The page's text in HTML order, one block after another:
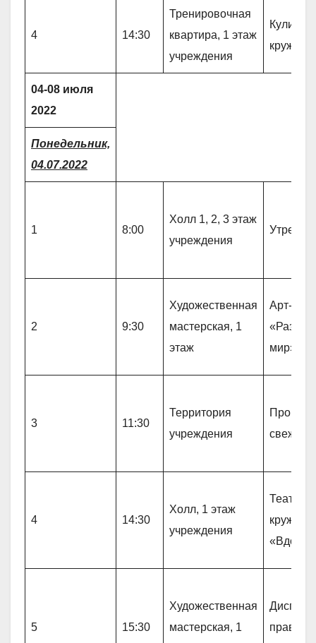
4 14:30
Тренировочная
квартира, 1 этаж
учреждения
кружок
04-08 июля
2022
Понедельник,
04.07.2022
1 8:00
Холл 1, 2, 3 этаж
учреждения
2 9:30
Художественная
мастерская, 1
этаж
Арт-
мир»
3 11:30
Территория
учреждения
свежем
4 14:30
Холл, 1 этаж
учреждения
кружок
5 15:30
Художественная
мастерская, 1
Диспут